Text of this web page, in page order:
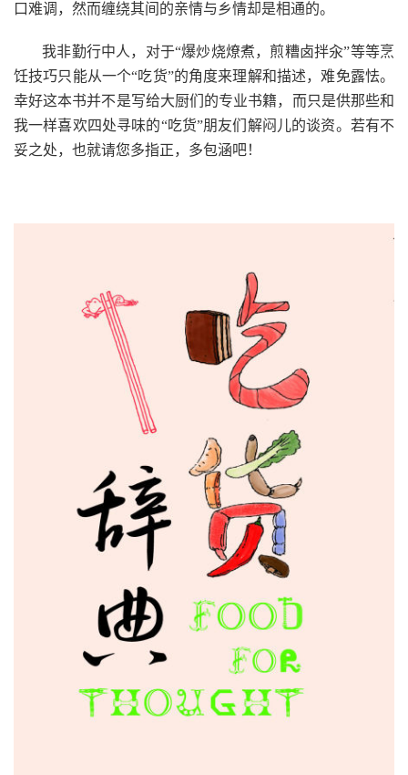
口难调，然而缠绕其间的亲情与乡情却是相通的。
我非勤行中人，对于“爆炒烧燎煮，煎糟卤拌汆”等等烹
饪技巧只能从一个“吃货”的角度来理解和描述，难免露怯。
幸好这本书并不是写给大厨们的专业书籍，而只是供那些和
我一样喜欢四处寻味的“吃货”朋友们解闷儿的谈资。若有不
妥之处，也就请您多指正，多包涵吧！